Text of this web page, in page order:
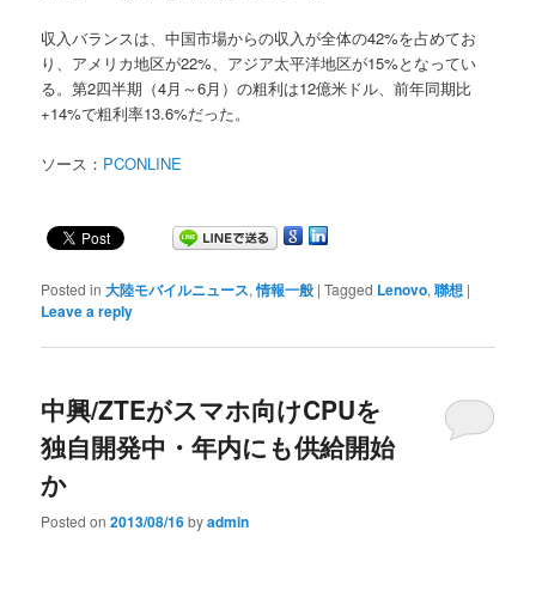
収入バランスは、中国市場からの収入が全体の42%を占めてお
り、アメリカ地区が22%、アジア太平洋地区が15%となってい
る。第2四半期（4月～6月）の粗利は12億米ドル、前年同期比
+14%で粗利率13.6%だった。
ソース： PCONLINE
Posted in 大陸モバイルニュース,情報一般 |Tagged Lenovo,聯想 |
Leave a reply
中興/ZTEがスマホ向けCPUを
独自開発中・年内にも供給開始
か
Posted on2013/08/16byadmin